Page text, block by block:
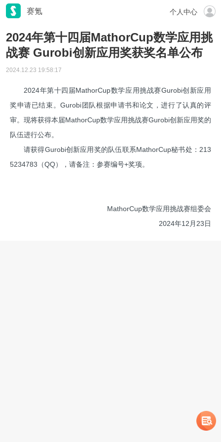
赛氪 个人中心
2024年第十四届MathorCup数学应用挑
战赛 Gurobi创新应用奖获奖名单公布
2024.12.23 19:58:17
2024年第十四届MathorCup数学应用挑战赛Gurobi创新应用
奖申请已结束。Gurobi团队根据申请书和论文，进行了认真的评
审。现将获得本届MathorCup数学应用挑战赛Gurobi创新应用奖的
队伍进行公布。
请获得Gurobi创新应用奖的队伍联系MathorCup秘书处：213
5234783（QQ），请备注：参赛编号+奖项。
MathorCup数学应用挑战赛组委会
2024年12月23日